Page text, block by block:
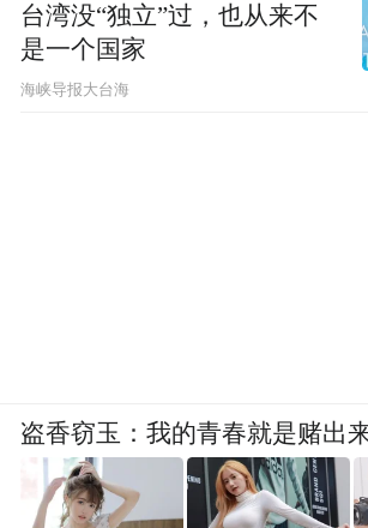
台湾没“独立”过，也从来不
是一个国家
​海峡导报大台海
盗香窃玉：我的青春就是赌出